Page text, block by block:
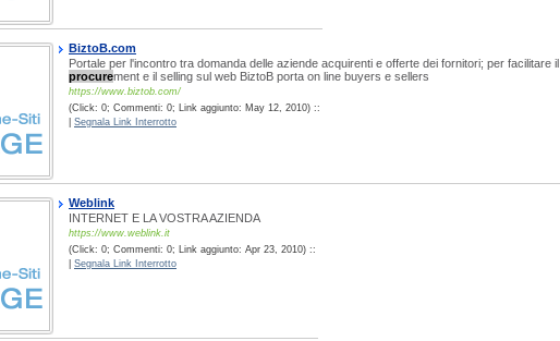
BiztoB.com
Portale per l'incontro tra domanda delle aziende acquirenti e offerte dei fornitori; per facilitare il
procurement e il selling sul web BiztoB porta on line buyers e sellers
https://www.biztob.com/
(Click: 0; Commenti: 0; Link aggiunto: May 12, 2010) ::
Segnala Link Interrotto
Weblink
INTERNET E LA VOSTRA AZIENDA
https://www.weblink.it
(Click: 0; Commenti: 0; Link aggiunto: Apr 23, 2010) ::
Segnala Link Interrotto